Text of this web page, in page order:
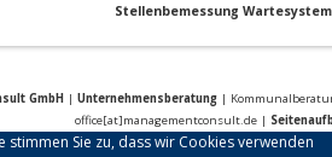
Stellenbemessung Wartesystem
GmbH | Unternehmensberatung |
office[at]managementconsult.de |
Sie zu, dass wir Cookies verwenden